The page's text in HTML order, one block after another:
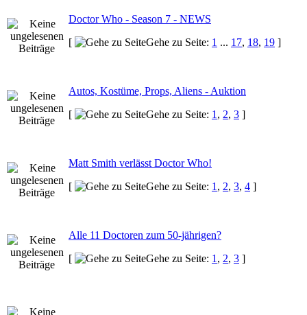
Doctor Who - Season 7 - NEWS
[
Gehe zu Seite: 1 ... 17, 18, 19 ]
Autos, Kostüme, Props, Aliens - Auktion
[
Gehe zu Seite: 1 , 2, 3 ]
Matt Smith verlässt Doctor Who!
[
Gehe zu Seite: 1 , 2, 3, 4 ]
Alle 11 Doctoren zum 50-jährigen?
[
Gehe zu Seite: 1 , 2, 3 ]